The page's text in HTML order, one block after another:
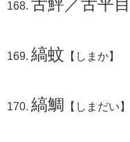
縞蚊 【しまか】
縞鯛 【しまだい】